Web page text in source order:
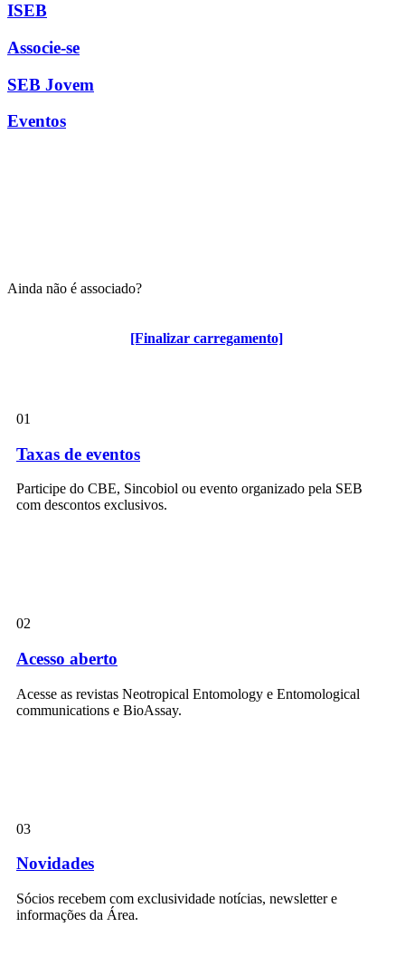
[Finalizar carregamento]
ISEB
Associe-se
SEB Jovem
Eventos
Ainda não é associado?
Algumas vantagens para associados
01
Taxas de eventos
Participe do CBE, Sincobiol ou evento organizado pela SEB
com descontos exclusivos.
02
Acesso aberto
Acesse as revistas Neotropical Entomology e Entomological
communications e BioAssay.
03
Novidades
Sócios recebem com exclusividade notícias, newsletter e
informações da Área.